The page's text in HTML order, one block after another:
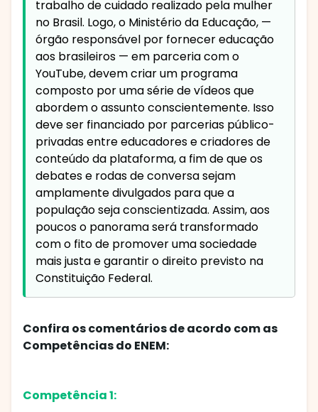
trabalho de cuidado realizado pela mulher
no Brasil. Logo, o Ministério da Educação, —
órgão responsável por fornecer educação
aos brasileiros — em parceria com o
YouTube, devem criar um programa
composto por uma série de vídeos que
abordem o assunto conscientemente. Isso
deve ser financiado por parcerias público-
privadas entre educadores e criadores de
conteúdo da plataforma, a fim de que os
debates e rodas de conversa sejam
amplamente divulgados para que a
população seja conscientizada. Assim, aos
poucos o panorama será transformado
com o fito de promover uma sociedade
mais justa e garantir o direito previsto na
Constituição Federal.
Confira os comentários de acordo com as
Competências do ENEM:
Competência 1: